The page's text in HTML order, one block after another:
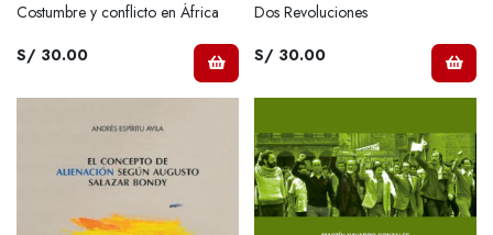
Costumbre y conflicto en África
S/ 30.00
Dos Revoluciones
S/ 30.00